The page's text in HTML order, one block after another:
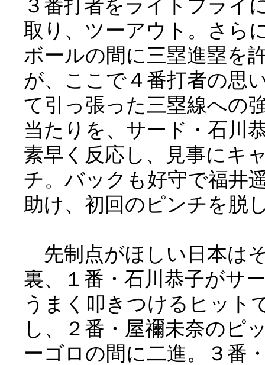
３番打者をライトフライ
取り、ツーアウト。さら
ボールの間に三塁進塁を
が、ここで４番打者の思
て引っ張った三塁線への
当たりを、サード・石川
素早く反応し、見事にキ
チ。バックも好守で福井
助け、初回のピンチを脱
先制点がほしい日本は
裏、１番・石川恭子がサ
うまく叩きつけるヒット
し、２番・屋禰未奈のピ
ーゴロの間に二進。３番